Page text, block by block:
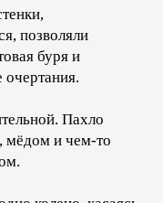
позволяли
буря и
Пахло
мёдом и чем-то